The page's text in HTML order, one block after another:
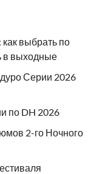
выбрать по
в выходные
Серии 2026
по DH 2026
2-го Ночного